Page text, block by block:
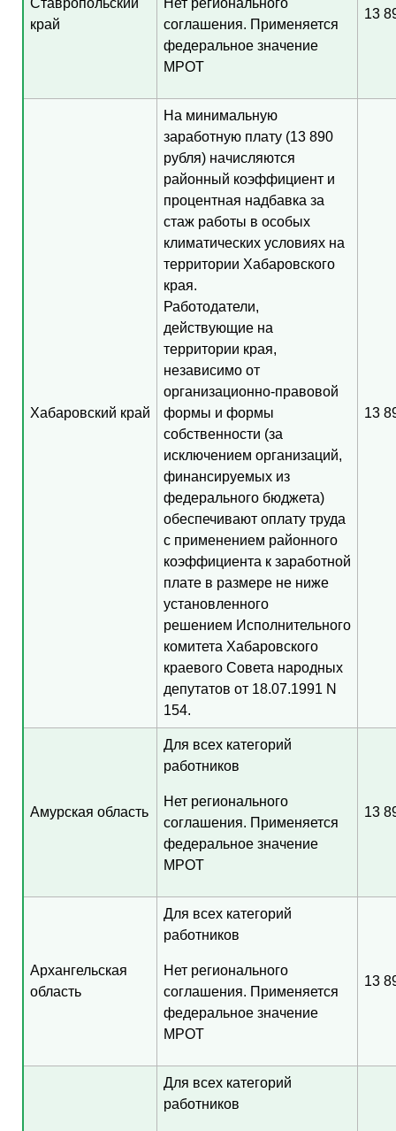
Ставропольский
край
Нет регионального
соглашения. Применяется
федеральное значение
МРОТ
13
Хабаровский край
На минимальную
заработную плату (13 890
рубля) начисляются
районный коэффициент и
процентная надбавка за
стаж работы в особых
климатических условиях на
территории Хабаровского
края.
Работодатели,
действующие на
территории края,
независимо от
организационно-правовой
формы и формы
собственности (за
исключением организаций,
финансируемых из
федерального бюджета)
обеспечивают оплату труда
с применением районного
коэффициента к заработной
плате в размере не ниже
установленного
решением Исполнительного
комитета Хабаровского
краевого Совета народных
депутатов от 18.07.1991 N
154.
13
Амурская область
Для всех категорий
работников
Нет регионального
соглашения. Применяется
федеральное значение
МРОТ
13
Архангельская
область
Для всех категорий
работников
Нет регионального
соглашения. Применяется
федеральное значение
МРОТ
13
Для всех категорий
работников